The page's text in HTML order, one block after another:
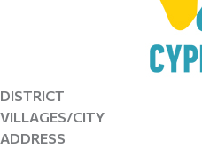
DISTRICT
VILLAGES/CITY
ADDRESS